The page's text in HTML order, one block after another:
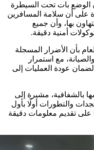
بات تحت السيطرة
سلامة المسافرين
وأن جميع
أمنية دقيقة.
الأضرار المسجلة
مع استمرار
عودة العمليات إلى
مشيرة إلى
أولًا بأول
معلومات دقيقة